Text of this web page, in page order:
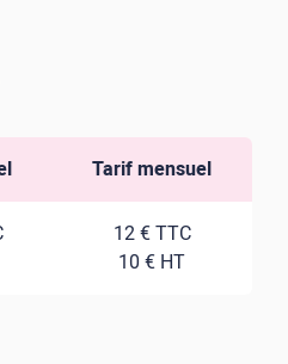
Tarif mensuel
12 € TTC
10 € HT